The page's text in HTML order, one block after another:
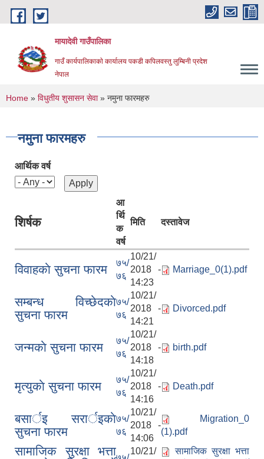
Skip to main content
मायादेवी गाउँपालिका
गाउँ कार्यपालिकाकाे कार्यालय पकडी कपिलवस्तु लुम्बिनी प्रदेश
नेपाल
You are here
Home » विधुतीय शुसासन सेवा» नमुना फारमहरु
नमुना फारमहरु
आर्थिक वर्ष
शिर्षक
आ
र्थि
क
वर्ष
मिति दस्तावेज
विवाहकाे सुचना फारम
७५/
७६
10/21/
2018 -
14:23
Marriage_0(1).pdf
सम्बन्ध विच्छेदकाे
सुचना फारम
७५/
७६
10/21/
2018 -
14:21
Divorced.pdf
जन्मकाे सुचना फारम
७५/
७६
10/21/
2018 -
14:18
birth.pdf
मृत्युकाे सुचना फारम
७५/
७६
10/21/
2018 -
14:16
Death.pdf
बसार्इ सरार्इकाे
सुचना फारम
७५/
७६
10/21/
2018 -
14:06
Migration_0
(1).pdf
सामाजिक सुरक्षा भत्ता
10/21/
सामाजिक सुरक्षा भत्ता